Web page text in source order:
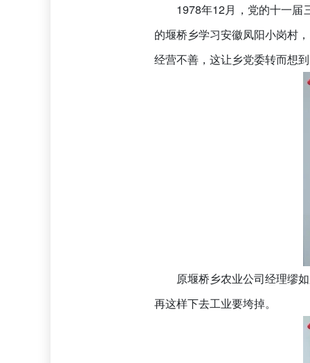
1978年12月，党的十一届
的堰桥乡学习安徽凤阳小岗村
经营不善，这让乡党委转而想
原堰桥乡农业公司经理缪
再这样下去工业要垮掉。